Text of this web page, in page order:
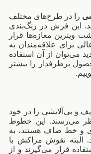
را در طرح‌های مختلف
این فرش در رنگ‌بندی
ویترین مغازه‌ها قرار
برای علاقه‌مندان به
می‌توان از آن استفاده
پرطرفدار را بیشتر
و بی‌آلایشی را در خود
می‌رسند. این خطوط
و خط صاف هستند، به
البته نقوش مراکش با
قرار می‌گیرند و از